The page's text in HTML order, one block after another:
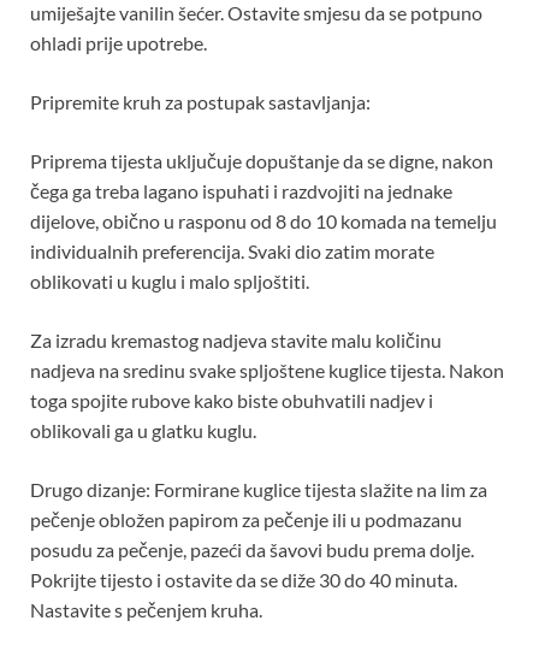
umiješajte vanilin šećer. Ostavite smjesu da se potpuno
ohladi prije upotrebe.
Pripremite kruh za postupak sastavljanja:
Priprema tijesta uključuje dopuštanje da se digne, nakon
čega ga treba lagano ispuhati i razdvojiti na jednake
dijelove, obično u rasponu od 8 do 10 komada na temelju
individualnih preferencija. Svaki dio zatim morate
oblikovati u kuglu i malo spljoštiti.
Za izradu kremastog nadjeva stavite malu količinu
nadjeva na sredinu svake spljoštene kuglice tijesta. Nakon
toga spojite rubove kako biste obuhvatili nadjev i
oblikovali ga u glatku kuglu.
Drugo dizanje: Formirane kuglice tijesta slažite na lim za
pečenje obložen papirom za pečenje ili u podmazanu
posudu za pečenje, pazeći da šavovi budu prema dolje.
Pokrijte tijesto i ostavite da se diže 30 do 40 minuta.
Nastavite s pečenjem kruha.